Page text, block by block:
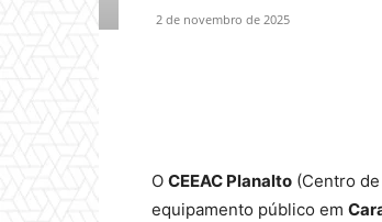
2 de novembro de 2025
O CEEAC Planalto (Centro
equipamento público em